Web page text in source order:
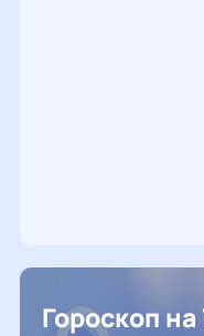
Гороскоп на